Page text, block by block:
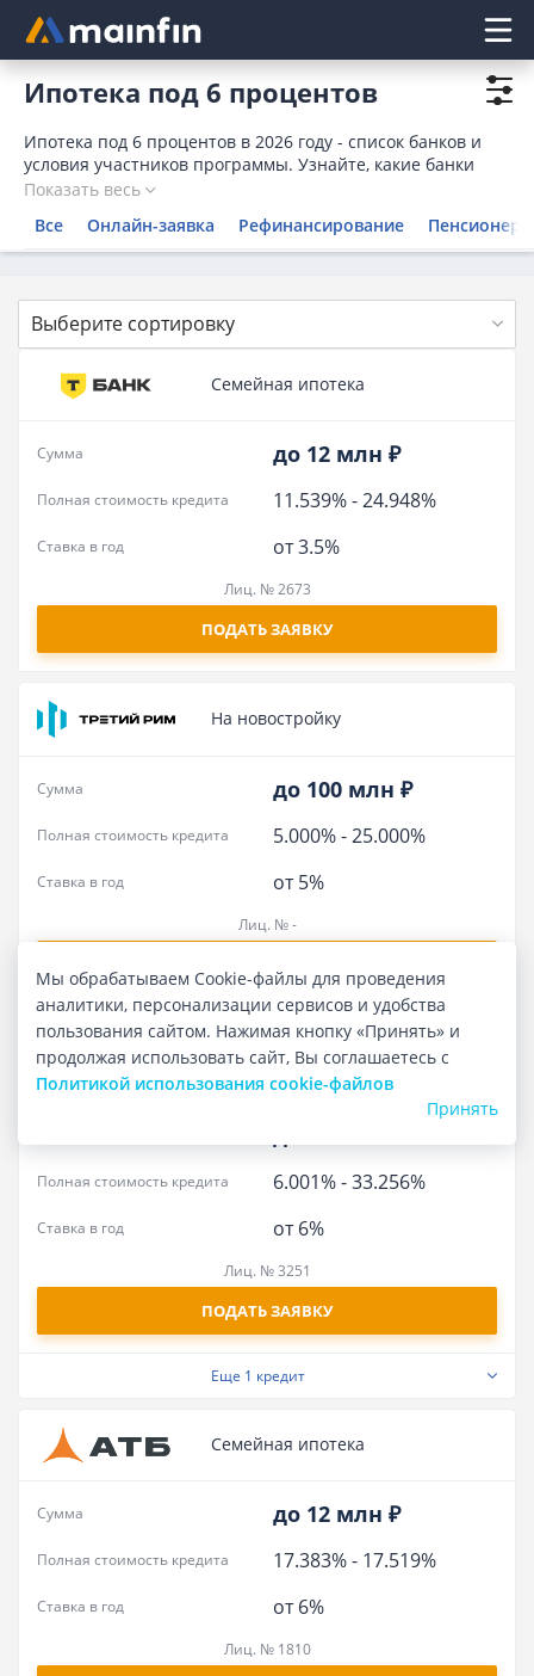
Главное меню
Ипотека под 6 процентов
Ипотека под 6 процентов в 2026 году - список банков и
условия участников программы. Узнайте, какие банки
выдают ипотеку под 6 процентов по госпрограмме
подберите подходящее предложение, отсортировав
кредиты по сумме и ставке. Узнайте, какие условия
Показать весь
Все
Онлайн-заявка Рефинансирование
Выберите сортировку
Семейная ипотека
до 12 млн ₽
Сумма
11.539%-24.948%
Полная стоимость кредита
от 3.5%
Ставка в год
Лиц. № 2673
ПОДАТЬ ЗАЯВКУ
На новостройку
до 100 млн ₽
Сумма
5.000%-25.000%
Полная стоимость кредита
от 5%
Ставка в год
Лиц. № -
Военная ипотека.
Рефинансирование
6.001%-33.256%
Полная стоимость кредита
от 6%
Ставка в год
Лиц. № 3251
ПОДАТЬ ЗАЯВКУ
Еще 1 кредит
Семейная ипотека
до 12 млн ₽
Сумма
17.383%- 17.519%
Полная стоимость кредита
от 6%
Ставка в год
Лиц. № 1810
Мы обрабатываем Cookie-файлы для проведения
аналитики, персонализации сервисов и удобства
пользования сайтом. Нажимая кнопку «Принять» и
продолжая использовать сайт, Вы соглашаетесь с
Политикой использования cookie-файлов
Принять